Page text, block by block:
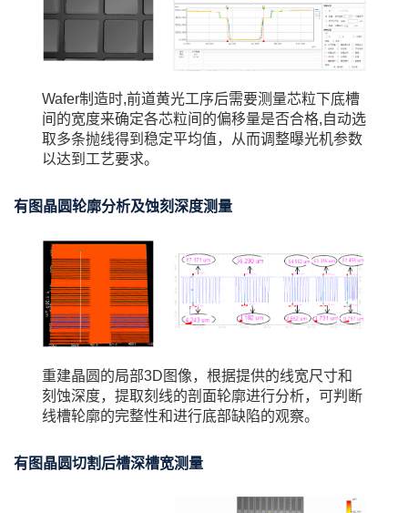
Wafer制造时,前道黄光工序后需要测量芯粒下底槽
间的宽度来确定各芯粒间的偏移量是否合格,自动选
取多条抛线得到稳定平均值，从而调整曝光机参数
以达到工艺要求。
有图晶圆轮廓分析及蚀刻深度测量
重建晶圆的局部3D图像，根据提供的线宽尺寸和
刻蚀深度，提取刻线的剖面轮廓进行分析，可判断
线槽轮廓的完整性和进行底部缺陷的观察。
有图晶圆切割后槽深槽宽测量